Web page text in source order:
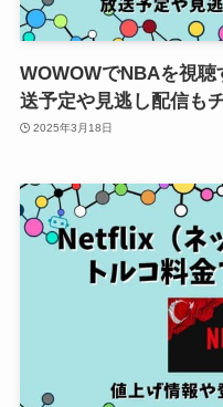
WOWOWでNBAを視
送予定や見逃し配信も
2025年3月18日